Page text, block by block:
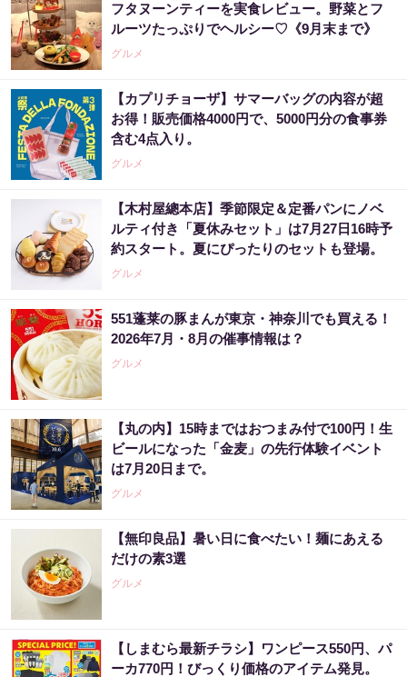
フタヌーンティーを実食レビュー。野菜とフ
ルーツたっぷりでヘルシー♡《9月末まで》
グルメ
【カプリチョーザ】サマーバッグの内容が超
お得！販売価格4000円で、5000円分の食事券
含む4点入り。
グルメ
【木村屋總本店】季節限定＆定番パンにノベ
ルティ付き「夏休みセット」は7月27日16時予
約スタート。夏にぴったりのセットも登場。
グルメ
551蓬莱の豚まんが東京・神奈川でも買える！
2026年7月・8月の催事情報は？
グルメ
【丸の内】15時まではおつまみ付で100円！生
ビールになった「金麦」の先行体験イベント
は7月20日まで。
グルメ
【無印良品】暑い日に食べたい！麺にあえる
だけの素3選
グルメ
【しまむら最新チラシ】ワンピース550円、パ
ーカ770円！びっくり価格のアイテム発見。